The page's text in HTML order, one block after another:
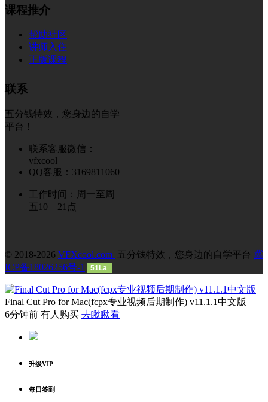
课程推介
帮助社区
讲师入住
正版课程
联系
五分钱特效，您身边的自学
平台！
联系客服微信：
vfxcool
QQ客服：3169811060
工作时间：周一至周
五10—21点
© 2018-2026 VFXcool.com 五分钱特效，您身边的自学平台 冀
ICP备18026256号-1
51La
Final Cut Pro for Mac(fcpx专业视频后期制作) v11.1.1中文版
6分钟前 有人购买 去瞅瞅看
升级VIP
每日签到